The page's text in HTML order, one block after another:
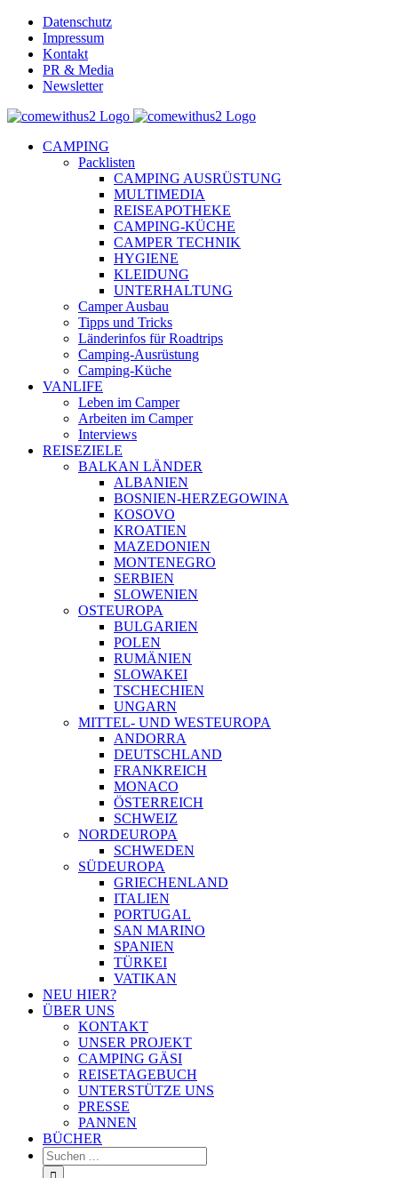
Skip
content
Datenschutz
Impressum
Kontakt
PR & Media
Newsletter
YouTube
Facebook
Twitter
Instagram
Pinterest
Email
CAMPING
Packlisten
CAMPING AUSRÜSTUNG
MULTIMEDIA
REISEAPOTHEKE
CAMPING-KÜCHE
CAMPER TECHNIK
HYGIENE
KLEIDUNG
UNTERHALTUNG
Camper Ausbau
Tipps und Tricks
Länderinfos für Roadtrips
Camping-Ausrüstung
Camping-Küche
VANLIFE
Leben im Camper
Arbeiten im Camper
Interviews
REISEZIELE
BALKAN LÄNDER
ALBANIEN
BOSNIEN-HERZEGOWINA
KOSOVO
KROATIEN
MAZEDONIEN
MONTENEGRO
SERBIEN
SLOWENIEN
OSTEUROPA
BULGARIEN
POLEN
RUMÄNIEN
SLOWAKEI
TSCHECHIEN
UNGARN
MITTEL- UND WESTEUROPA
ANDORRA
DEUTSCHLAND
FRANKREICH
MONACO
ÖSTERREICH
SCHWEIZ
NORDEUROPA
SCHWEDEN
SÜDEUROPA
GRIECHENLAND
ITALIEN
PORTUGAL
SAN MARINO
SPANIEN
TÜRKEI
VATIKAN
NEU HIER?
ÜBER UNS
KONTAKT
UNSER PROJEKT
CAMPING GÄSI
REISETAGEBUCH
UNTERSTÜTZE UNS
PRESSE
PANNEN
BÜCHER
Suche
nach: